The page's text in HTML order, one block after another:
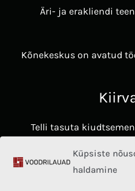
Küpsiste
haldamine
Äri- ja erakliendi
Kõnekeskus on avatud
Telli tasuta
Hardie®